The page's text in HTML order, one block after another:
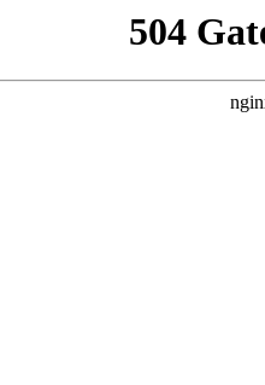
504